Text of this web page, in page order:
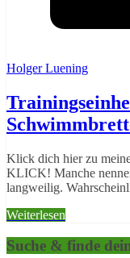
Holger Luening
Klick dich hier zu
KLICK! Manche
langweilig.
Weiterlesen
Suche & finde